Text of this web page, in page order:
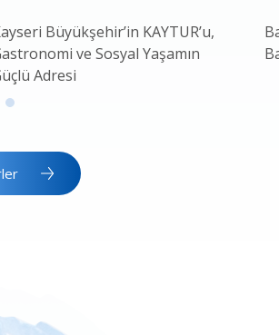
Büyükşehir’in KAYTUR’u,
ve Sosyal Yaşamın
Adresi